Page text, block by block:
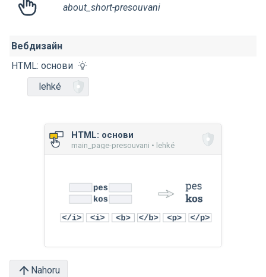
about_short-presouvani
Вебдизайн
HTML: основи
lehké
HTML: основи
main_page-presouvani • lehké
Nahoru